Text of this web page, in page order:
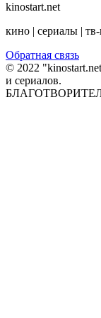
kinostart.net
кино | сериалы |
Обратная связь
© 2022
и сериалов.